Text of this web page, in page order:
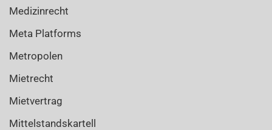
Medizinrecht
Meta Platforms
Metropolen
Mietrecht
Mietvertrag
Mittelstandskartell